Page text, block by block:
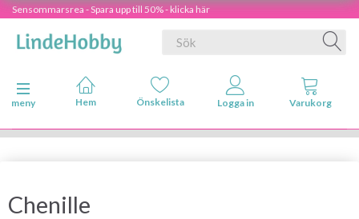
Sensommarsrea - Spara upp till 50% - klicka här
Ändra navigering
meny
Chenille